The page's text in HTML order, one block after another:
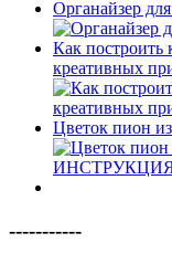
Органайзер
Как
креативных
Цветок пион
-----------